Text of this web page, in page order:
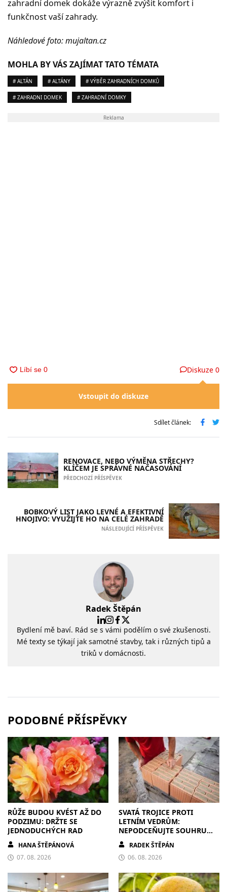
zahradní domek dokáže výrazně zvýšit komfort i
funkčnost vaší zahrady.
Náhledové foto: mujaltan.cz
MOHLA BY VÁS ZAJÍMAT TATO TÉMATA
# ALTÁN # ALTÁNY # VÝBĚR ZAHRADNÍCH DOMKŮ
# ZAHRADNI DOMEK # ZAHRADNÍ DOMKY
Reklama
Diskuze 0
Vstoupit do diskuze
Sdílet článek:
RENOVACE, NEBO VÝMĚNA STŘECHY?
KLÍČEM JE SPRÁVNÉ NAČASOVÁNÍ
PŘEDCHOZÍ PŘÍSPĚVEK
BOBKOVÝ LIST JAKO LEVNÉ A EFEKTIVNÍ
HNOJIVO: VYUŽIJTE HO NA CELÉ ZAHRADĚ
NÁSLEDUJÍCÍ PŘÍSPĚVEK
Radek Štěpán
Bydlení mě baví. Rád se s vámi podělím o své zkušenosti.
Mé texty se týkají jak samotné stavby, tak i různých tipů a
triků v domácnosti.
PODOBNÉ PŘÍSPĚVKY
RŮŽE BUDOU KVÉST AŽ DO
PODZIMU: DRŽTE SE
JEDNODUCHÝCH RAD
HANA ŠTĚPÁNOVÁ
07. 08. 2026
SVATÁ TROJICE PROTI
LETNÍM VEDRŮM:
NEPODCEŇUJTE SOUHRU
ZDIVA A STÍNĚNÍ
RADEK ŠTĚPÁN
06. 08. 2026